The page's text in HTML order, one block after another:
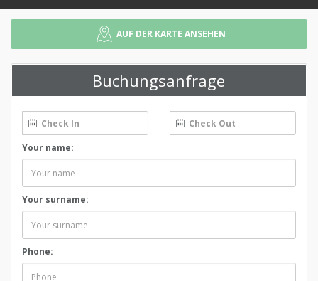
AUF DER KARTE ANSEHEN
Buchungsanfrage
Your name:
Your surname:
Phone: